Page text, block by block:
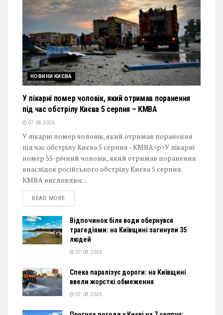
НОВИНИ КИЄВА
У лікарні помер чоловік, який отримав поранення
під час обстрілу Києва 5 серпня – КМВА
07.08.2026
У лікарні помер чоловік, який отримав поранення
під час обстрілу Києва 5 серпня - КМВА<p>У лікарні
помер 55-річний чоловік, який отримав поранення
внаслідок російського обстрілу Києва 5 серпня.
КМВА висловлює...
READ MOREDETAILS
Відпочинок біля води обернувся
трагедіями: на Київщині загинули 35
людей
07.08.2026
Спека паралізує дороги: на Київщині
ввели жорсткі обмеження
07.08.2026